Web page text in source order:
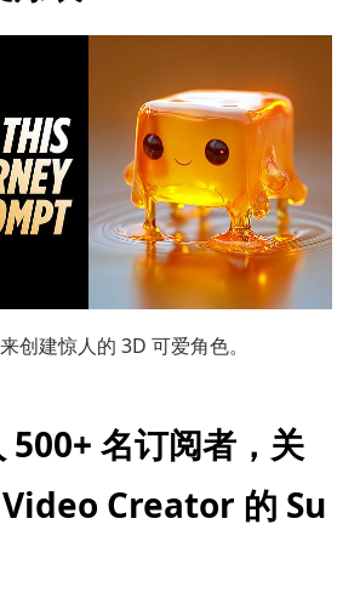
创建惊人的 3D 可爱角色。
名订阅者，关
Creator 的 Su